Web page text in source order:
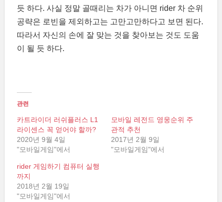
듯 하다. 사실 정말 골때리는 차가 아니면 rider 차 순위
공략은 로빈을 제외하고는 고만고만하다고 보면 된다.
따라서 자신의 손에 잘 맞는 것을 찾아보는 것도 도움
이 될 듯 하다.
관련
카트라이더 러쉬플러스 L1
라이센스 꼭 얻어야 할까?
2020년 9월 4일
"모바일게임"에서
모바일 레전드 영웅순위 주
관적 추천
2017년 2월 9일
"모바일게임"에서
rider 게임하기 컴퓨터 실행
까지
2018년 2월 19일
"모바일게임"에서